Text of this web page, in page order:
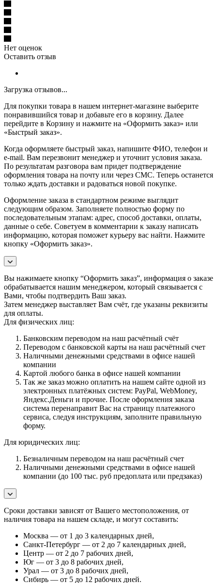
Нет оценок
Оставить отзыв
Загрузка отзывов...
Для покупки товара в нашем интернет-магазине выберите
понравившийся товар и добавьте его в корзину. Далее
перейдите в Корзину и нажмите на «Оформить заказ» или
«Быстрый заказ».
Когда оформляете быстрый заказ, напишите ФИО, телефон и
e-mail. Вам перезвонит менеджер и уточнит условия заказа.
По результатам разговора вам придет подтверждение
оформления товара на почту или через СМС. Теперь останется
только ждать доставки и радоваться новой покупке.
Оформление заказа в стандартном режиме выглядит
следующим образом. Заполняете полностью форму по
последовательным этапам: адрес, способ доставки, оплаты,
данные о себе. Советуем в комментарии к заказу написать
информацию, которая поможет курьеру вас найти. Нажмите
кнопку «Оформить заказ».
Вы нажимаете кнопку “Оформить заказ”, информация о заказе
обрабатывается нашим менеджером, который связывается с
Вами, чтобы подтвердить Ваш заказ.
Затем менеджер выставляет Вам счёт, где указаны реквизиты
для оплаты.
Для физических лиц:
Банковским переводом на наш расчётный счёт
Переводом с банковской карты на наш расчётный счет
Наличными денежными средствами в офисе нашей
компании
Картой любого банка в офисе нашей компании
Так же заказ можно оплатить на нашем сайте одной из
электронных платёжных систем: PayPal, WebMoney,
Яндекс.Деньги и прочие. После оформления заказа
система перенаправит Вас на страницу платежного
сервиса, следуя инструкциям, заполните правильную
форму.
Для юридических лиц:
Безналичным переводом на наш расчётный счет
Наличными денежными средствами в офисе нашей
компании (до 100 тыс. руб предоплата или предзаказ)
Сроки доставки зависят от Вашего местоположения, от
наличия товара на нашем складе, и могут составить:
Москва — от 1 до 3 календарных дней,
Санкт-Петербург — от 2 до 7 календарных дней,
Центр — от 2 до 7 рабочих дней,
Юг — от 3 до 8 рабочих дней,
Урал — от 3 до 8 рабочих дней,
Сибирь — от 5 до 12 рабочих дней.